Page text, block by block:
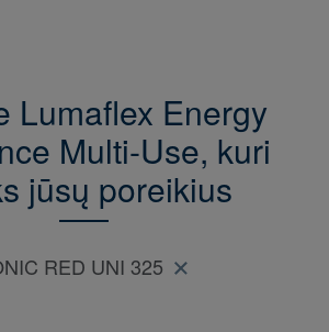
Lumaflex Energy
Multi-Use, kuri
jūsų poreikius
RED UNI 325